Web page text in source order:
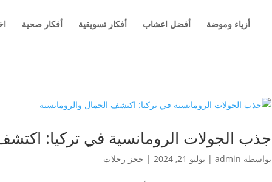
أزياء وموضة أفضل اعشاب أفكار تسويقية أفكار صحية
جذب الجولات الرومانسية في تركيا:
بواسطة admin
| يوليو 21, 2024 | حجز رحلات